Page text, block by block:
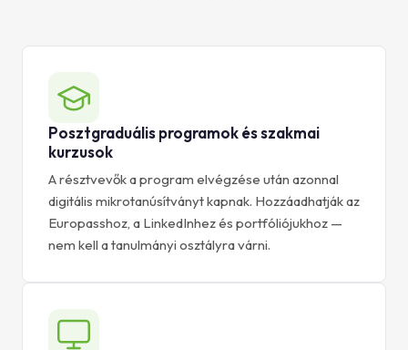
Posztgraduális programok és szakmai
kurzusok
A résztvevők a program elvégzése után azonnal
digitális mikrotanúsítványt kapnak. Hozzáadhatják az
Europasshoz, a LinkedInhez és portfóliójukhoz —
nem kell a tanulmányi osztályra várni.